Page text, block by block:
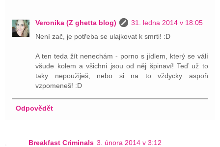
Veronika (Z ghetta blog)
31. ledna 2014 v 18:05
Není zač, je potřeba se ulajkovat k smrti! :D
A ten teda žít nenechám - porno s jídlem, který se válí
všude kolem a všichni jsou od něj špinaví! Teď už to
taky nepoužiješ, nebo si na to vždycky aspoň
vzpomeneš! :D
Odpovědět
Breakfast Criminals 3. února 2014 v 3:12